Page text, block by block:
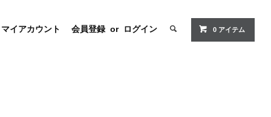
マイアカウント 会員登録 or ログイン 0 アイテム